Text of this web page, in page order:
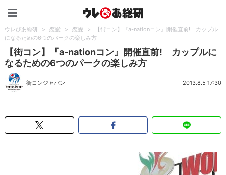
ウレぴあ総研 > 恋愛 > 恋愛 >
【街コン】『a-nationコン』開催直前! カップル
になるための6つのパークの楽しみ方
【街コン】『a-nationコン』開催直前! カップルに
なるための6つのパークの楽しみ方
街コンジャパン 2013.8.5 17:30